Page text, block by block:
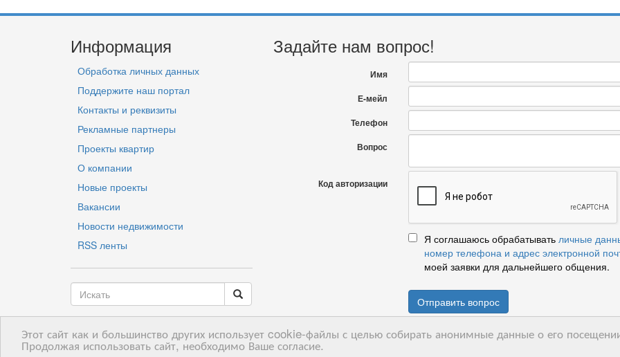
Этот сайт как и большинство других использует cookie-файлы с целью собирать анонимные данные о его
Продолжая использовать сайт, необходимо Ваше согласие.
Информация
Обработка личных данных
Поддержите наш портал
Контакты и реквизиты
Рекламные партнеры
Проекты квартир
О компании
Новые проекты
Вакансии
Новости недвижимости
RSS ленты
LV RU EN
Задайте нам вопрос!
Имя
Е-мейл
Телефон
Вопрос
Код авторизации
Я соглашаюсь обрабатывать личные
номер телефона и адрес электронной
моей заявки для дальнейшего общения.
Отправить вопрос